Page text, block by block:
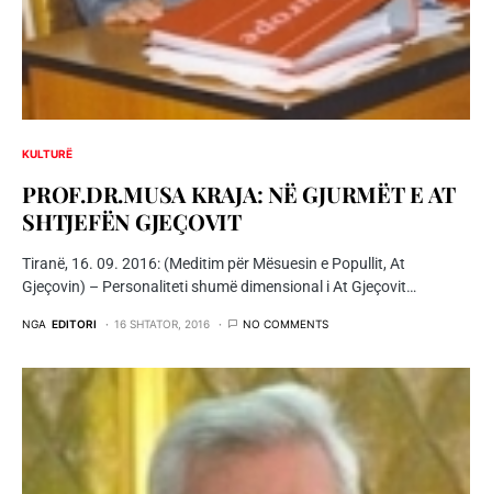
KULTURË
PROF.DR.MUSA KRAJA: NË GJURMËT E AT
SHTJEFËN GJEÇOVIT
Tiranë, 16. 09. 2016: (Meditim për Mësuesin e Popullit, At
Gjeçovin) – Personaliteti shumë dimensional i At Gjeçovit…
NGA EDITORI 16 SHTATOR, 2016 NO COMMENTS